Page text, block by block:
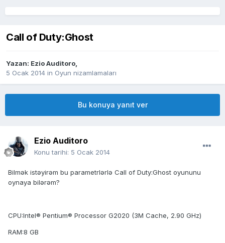
Call of Duty:Ghost
Yazan: Ezio Auditoro,
5 Ocak 2014 in Oyun nizamlamaları
Bu konuya yanıt ver
Ezio Auditoro
Konu tarihi: 5 Ocak 2014
Bilmək istəyirəm bu parametrlərlə Call of Duty:Ghost oyununu
oynaya bilərəm?
CPU:Intel® Pentium® Processor G2020 (3M Cache, 2.90 GHz)
RAM:8 GB